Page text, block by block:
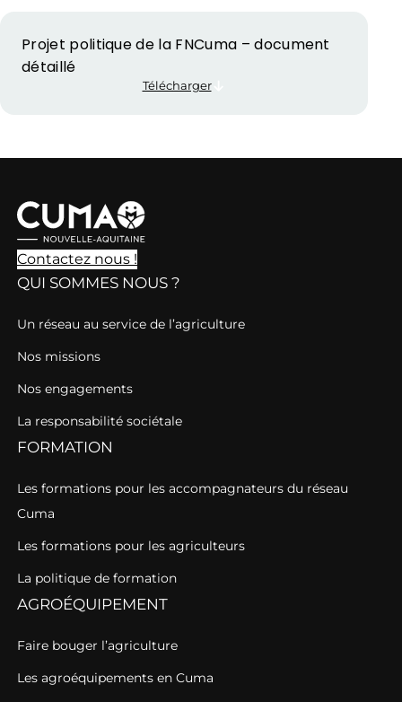
Projet politique de la FNCuma – document
détaillé
Télécharger
Contactez nous !
QUI SOMMES NOUS ?
Un réseau au service de l’agriculture
Nos missions
Nos engagements
La responsabilité sociétale
FORMATION
Les formations pour les accompagnateurs du réseau
Cuma
Les formations pour les agriculteurs
La politique de formation
AGROÉQUIPEMENT
Faire bouger l’agriculture
Les agroéquipements en Cuma